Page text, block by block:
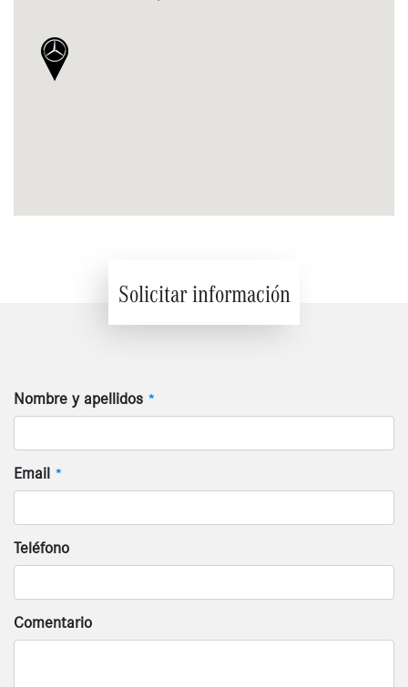
Solicitar información
Nombre y apellidos *
Email *
Teléfono
Comentario